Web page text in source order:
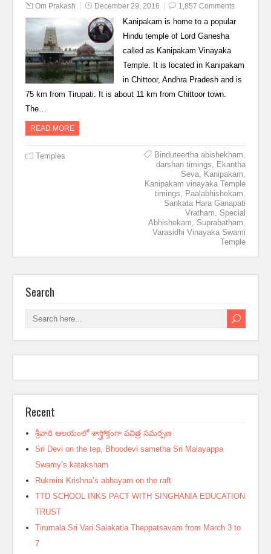
Om Prakash December 29, 2016 1,857 Comments
Kanipakam is home to a popular
Hindu temple of Lord Ganesha
called as Kanipakam Vinayaka
Temple. It is located in Kanipakam
in Chittoor, Andhra Pradesh and is
75 km from Tirupati. It is about 11 km from Chittoor town.
The…
READ MORE
Temples Binduteertha abishekham,
darshan timings, Ekantha
Seva, Kanipakam,
Kanipakam vinayaka Temple
timings, Paalabhishekam,
Sankata Hara Ganapati
Vratham, Special
Abhishekam, Suprabatham,
Varasidhi Vinayaka Swami
Temple
Search
Recent
శ్రీవారి ఆలయంలో శాస్త్రోక్తంగా పవిత్ర సమర్పణ
Sri Devi on the tep, Bhoodevi sametha Sri Malayappa
Swamy’s kataksham
Rukmini Krishna’s abhayam on the raft
TTD SCHOOL INKS PACT WITH SINGHANIA EDUCATION
TRUST
Tirumala Sri Vari Salakatla Theppatsavam from March 3 to
7